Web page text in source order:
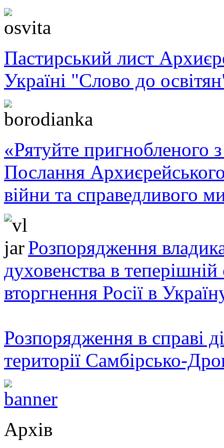
Пастирський лист
Україні "Слово до
«Рятуйте пригнобленого
Послання
війни та справедливого
Розпорядження
духовенства в теперішній
вторгнення Росії в
Розпорядження в справі
території Самбірсько-
Архів